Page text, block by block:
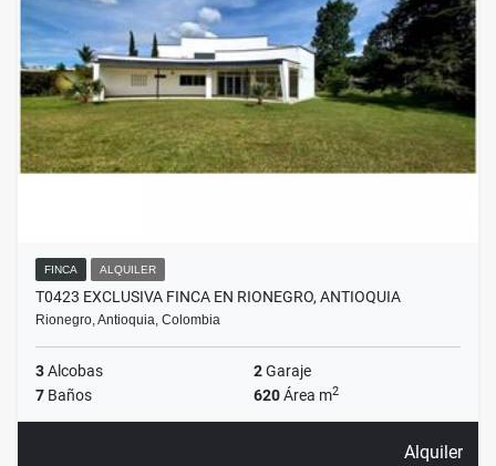
FINCA ALQUILER
T0423 EXCLUSIVA FINCA EN RIONEGRO, ANTIOQUIA
Rionegro, Antioquia, Colombia
3Alcobas 2Garaje
7 Baños 620Área m2
Alquiler